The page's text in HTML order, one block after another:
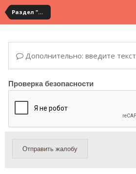
Раздел "Мои покупки" на сервисе YouCanBuy
Дополнительно: введите
Проверка безопасности
Отправить жалобу